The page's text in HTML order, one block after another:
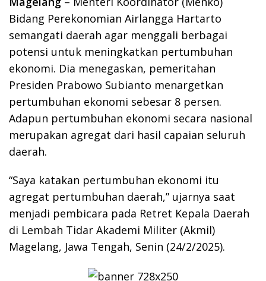
Bidang Perekonomian Airlangga Hartarto
semangati daerah agar menggali berbagai
potensi untuk meningkatkan pertumbuhan
ekonomi. Dia menegaskan, pemeritahan
Presiden Prabowo Subianto menargetkan
pertumbuhan ekonomi sebesar 8 persen.
Adapun pertumbuhan ekonomi secara nasional
merupakan agregat dari hasil capaian seluruh
daerah.
“Saya katakan pertumbuhan ekonomi itu
agregat pertumbuhan daerah,” ujarnya saat
menjadi pembicara pada Retret Kepala Daerah
di Lembah Tidar Akademi Militer (Akmil)
Magelang, Jawa Tengah, Senin (24/2/2025).